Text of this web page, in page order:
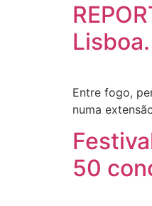
Lisboa.
Entre fogo,
numa
50